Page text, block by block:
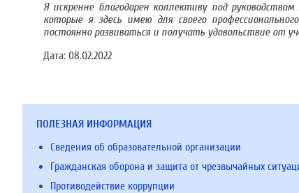
Я искренне благодарен коллективу под
которые я здесь имею для своего
постоянно развиваться и получать удовольствие от
Дата: 08.02.2022
ПОЛЕЗНАЯ ИНФОРМАЦИЯ
Сведения об образовательной организации
Гражданская оборона и защита от чрезвычайных
Противодействие коррупции